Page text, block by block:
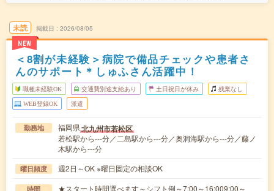
未読
NEW
掲載日 2026/08/05
＜8割が未経験＞病院で備品チェックや患者さ
んのサポート＊しゅふさん活躍中！
職種未経験OK 交通費別途支給あり 土日祝日が休み 残業なし
WEB登録OK 派遣
勤務地 福岡県北九州市若松区
若松駅から---分／二島駅から---分／奥洞海駅から---分／藤ノ
木駅から---分
曜日頻度 週2日～OK ※曜日固定の相談OK
時間
★スタート時間選べます～シフト例～7:00～16:009:00～